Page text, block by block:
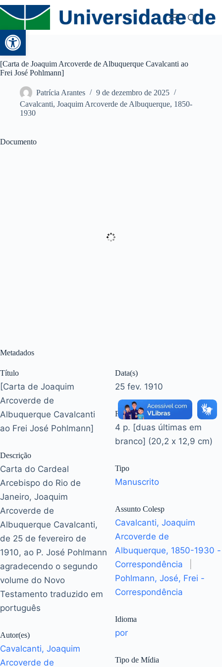
Abrir a barra de ferramentas
[Carta de Joaquim Arcoverde de Albuquerque Cavalcanti ao
Frei José Pohlmann]
Patrícia Arantes
9 de dezembro de 2025
Cavalcanti, Joaquim Arcoverde de Albuquerque, 1850-
1930
Documento
Metadados
Título
[Carta de Joaquim
Arcoverde de
Albuquerque Cavalcanti
ao Frei José Pohlmann]
Descrição
Carta do Cardeal
Arcebispo do Rio de
Janeiro, Joaquim
Arcoverde de
Albuquerque Cavalcanti,
de 25 de fevereiro de
1910, ao P. José Pohlmann
agradecendo o segundo
volume do Novo
Testamento traduzido em
português
Autor(es)
Cavalcanti, Joaquim
Arcoverde de
Data(s)
25 fev. 1910
Formato
4 p. [duas últimas em
branco] (20,2 x 12,9 cm)
Tipo
Manuscrito
Assunto Colesp
Cavalcanti, Joaquim
Arcoverde de
Albuquerque, 1850-1930 -
Correspondência
Pohlmann, José, Frei -
Correspondência
Idioma
por
Tipo de Mídia